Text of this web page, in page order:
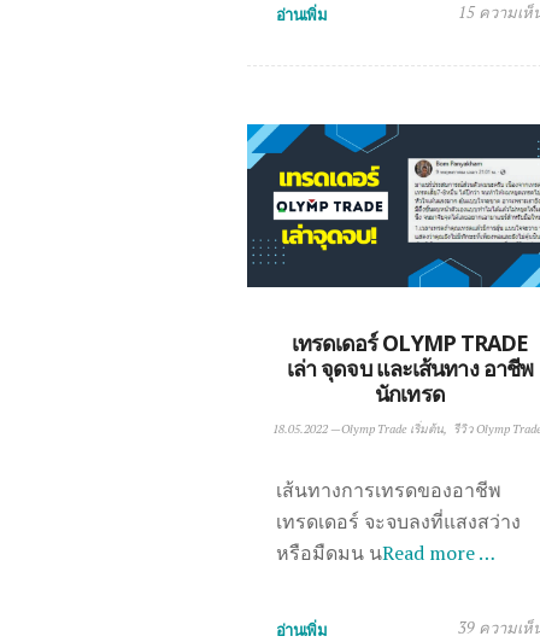
อ่านเพิ่ม 15 ความเห็
เทรดเดอร์ OLYMP TRADE
เล่า จุดจบ และเส้นทาง อาชีพ
นักเทรด
18.05.2022—Olymp Trade เริ่มต้น รีวิว Olymp
เส้นทางการเทรดของอาชีพ
เทรดเดอร์ จะจบลงที่แสงสว่าง
หรือมืดมน นRead more …
อ่านเพิ่ม 39 ความเห็